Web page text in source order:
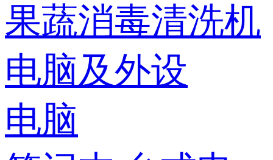
果蔬消毒清洗机
电脑及外设
电脑